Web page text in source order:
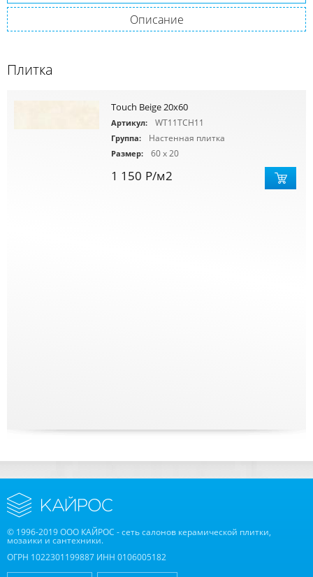
Описание
Плитка
Touch Beige 20x60
Артикул: WT11TCH11
Группа: Настенная плитка
Размер: 60 x 20
1 150 Р/м2
© 1996-2019 ООО КАЙРОС - сеть салонов керамической плитки,
мозаики и сантехники.
ОГРН 1022301199887 ИНН 0106005182